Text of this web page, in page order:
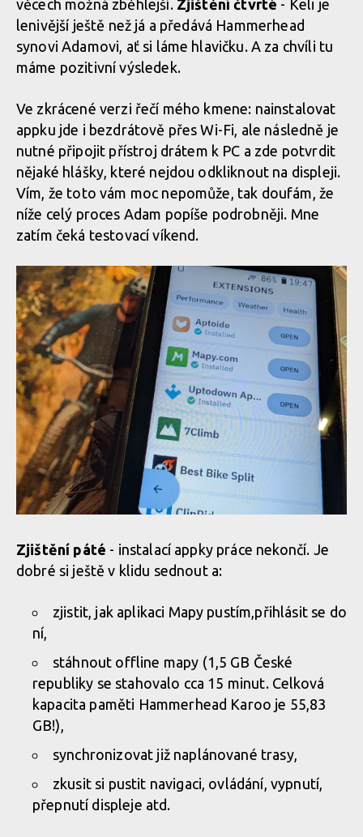
věcech možná zběhlejší. Zjištění čtvrté - Keli je
lenivější ještě než já a předává Hammerhead
synovi Adamovi, ať si láme hlavičku. A za chvíli tu
máme pozitivní výsledek.
Ve zkrácené verzi řečí mého kmene: nainstalovat
appku jde i bezdrátově přes Wi-Fi, ale následně je
nutné připojit přístroj drátem k PC a zde potvrdit
nějaké hlášky, které nejdou odkliknout na displeji.
Vím, že toto vám moc nepomůže, tak doufám, že
níže celý proces Adam popíše podrobněji. Mne
zatím čeká testovací víkend.
Zjištění páté - instalací appky práce nekončí. Je
dobré si ještě v klidu sednout a:
zjistit, jak aplikaci Mapy pustím,přihlásit se do
ní,
stáhnout offline mapy (1,5 GB České
republiky se stahovalo cca 15 minut. Celková
kapacita paměti Hammerhead Karoo je 55,83
GB!),
synchronizovat již naplánované trasy,
zkusit si pustit navigaci, ovládání, vypnutí,
přepnutí displeje atd.